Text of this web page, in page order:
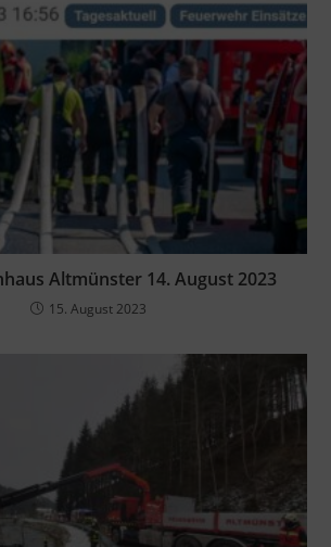
Altmünster 14. August 2023
15. August 2023